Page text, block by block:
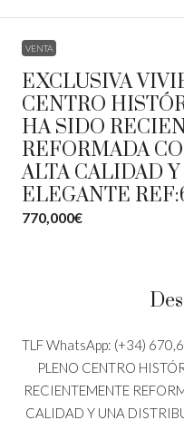
VENTA
EXCLUSIVA
CENTRO
HA SIDO
REFORMADA
ALTA CALIDAD
ELEGANTE
770,000€
TLF WhatsApp: (+34)
PLENO CENTRO
RECIENTEMENTE
CALIDAD Y UNA